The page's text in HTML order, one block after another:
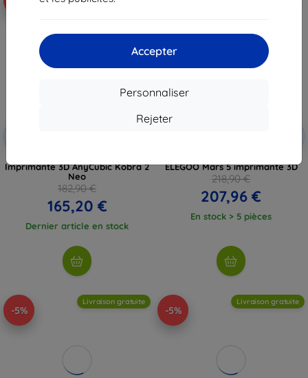
Accepter
Personnaliser
Rejeter
Imprimante 3D AnyCubic Kobra 2
Neo
182,90 €
165,20 €
Dernier article en stock
ELEGOO Mars 5 imprimante 3D
218,90 €
207,96 €
En stock > 5 pièces
-5%
Livraison gratuite
-5%
Livraison gratuite